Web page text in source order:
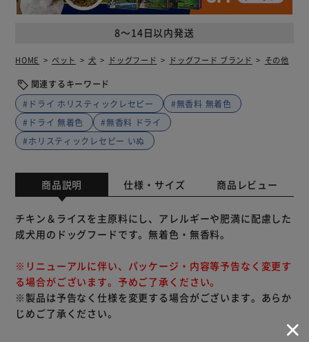
8～14日以内発送
HOME ペット 犬 ドッグフード ドッグフード ブランド その他
関連するキーワード
#ドライ ホリスティックレセピー
#無香料 無着色
#ドライ 無着色
#無香料 ドライ
#ホリスティックレセピー いぬ
商品説明 仕様・サイズ 商品レビュー
チキン＆ライスを主原料にし、アレルギーや肥満に配慮した
成犬用のドッグフードです。無着色・無香料。
※リニューアルに伴い、パッケージ・内容等予告なく変更す
る場合がございます。予めご了承ください。
※製品は予告なく仕様を変更する場合がございます。あらか
じめご了承ください。